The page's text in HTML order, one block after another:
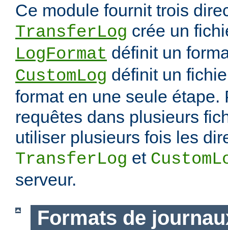
Ce module fournit trois
TransferLog crée un
LogFormat définit un
CustomLog définit un
format en une seule étape.
requêtes dans plusieurs
utiliser plusieurs fois les
TransferLog et
serveur.
Formats de